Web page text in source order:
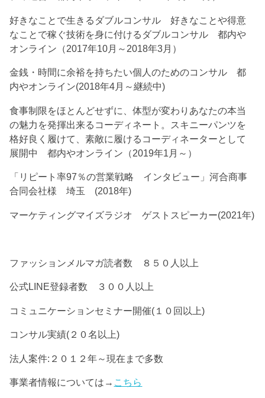
好きなことで生きるダブルコンサル 好きなことや得意
なことで稼ぐ技術を身に付けるダブルコンサル 都内や
オンライン（2017年10月～2018年3月）
金銭・時間に余裕を持ちたい個人のためのコンサル 都
内やオンライン(2018年4月～継続中)
食事制限をほとんどせずに、体型が変わりあなたの本当
の魅力を発揮出来るコーディネート。スキニーパンツを
格好良く履けて、素敵に履けるコーディネーターとして
展開中 都内やオンライン（2019年1月～）
「リピート率97％の営業戦略 インタビュー」河合商事
合同会社様 埼玉 (2018年)
マーケティングマイズラジオ ゲストスピーカー(2021年)
ファッションメルマガ読者数 ８５０人以上
公式LINE登録者数 ３００人以上
コミュニケーションセミナー開催(１０回以上)
コンサル実績(２０名以上)
法人案件:２０１２年～現在まで多数
事業者情報については→ こちら